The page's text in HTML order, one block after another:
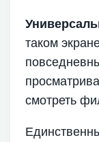
таком
смотреть